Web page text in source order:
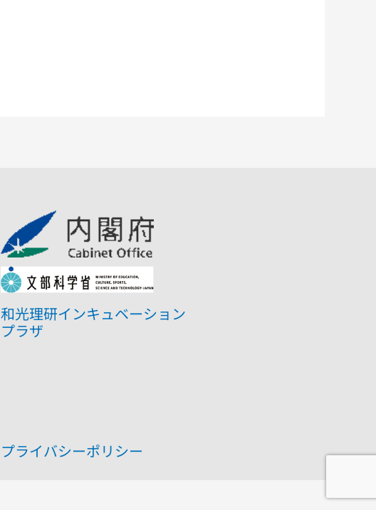
和光理研インキュベーション
プラザ
プライバシーポリシー